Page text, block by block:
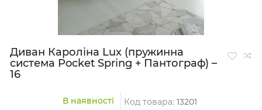
Диван Кароліна Lux (пружинна
система Pocket Spring + Пантограф) –
16
В наявності Код товара: 13201